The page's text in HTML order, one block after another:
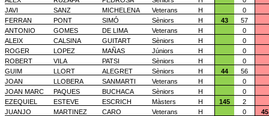
JAVI
SANZ MICHELENA Veterans H
0
FERRAN
PONT SIMÓ Sèniors H 43
57
ANTONIO
GOMES DE LIMA Veterans H
0
ALEIX
CALSINA GUITART Sèniors H
0
ROGER
LOPEZ MAÑAS Júniors H
0
ROBERT
VILA PATSI Sèniors H
0
GUIM
LLORT ALEGRET Sèniors H 44
56
JOAN
LLOBERA SANMARTI Veterans H
0
JOAN MARC
PAQUES BUCHACA Sèniors H
0
EZEQUIEL
ESTEVE ESCRICH Màsters H 145
2
JUANJO
MARTINEZ CARO Veterans H 0
45